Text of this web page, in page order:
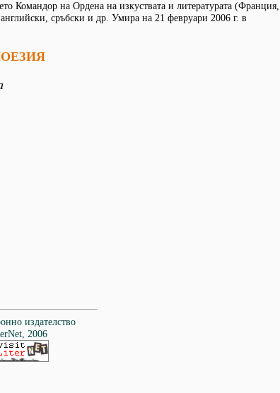
Командор на Ордена на изкуствата и литературата (Франция,
сръбски и др. Умира на 21 февруари 2006 г. в
издателство
2006